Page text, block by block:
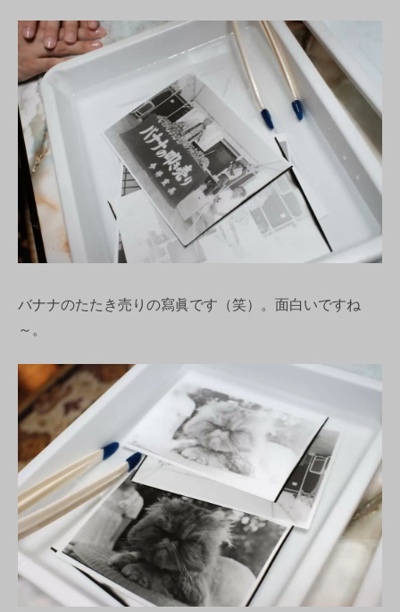
バナナのたたき売りの寫眞です（笑）。面白いですね
～。